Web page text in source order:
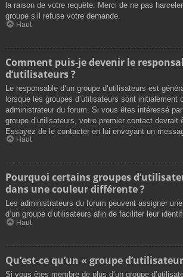
la raison de votre requête. Merci de ne pas
groupe s’il refuse votre demande.
Haut
Comment puis-je devenir le
d’utilisateurs ?
Le responsable d’un groupe d’utilisateurs est
lorsque les groupes d’utilisateurs sont initialement
administrateur du forum. Si vous êtes intéressé par
groupe d’utilisateurs, votre premier contact devrait
Essayez de le contacter en lui envoyant un
Haut
Pourquoi certains groupes
dans une couleur différente ?
Les administrateurs du forum peuvent assigner
d’un groupe d’utilisateurs afin de faciliter leur
Haut
Qu’est-ce qu’un « groupe
Si vous êtes membre de plus d’un groupe